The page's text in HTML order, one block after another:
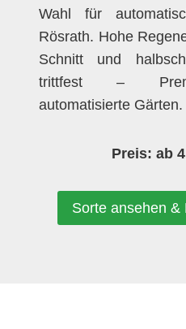
Wahl für
Rösrath. Hohe
Schnitt und
trittfest –
automatisierte Gärten.
Preis: ab
Sorte ansehen &